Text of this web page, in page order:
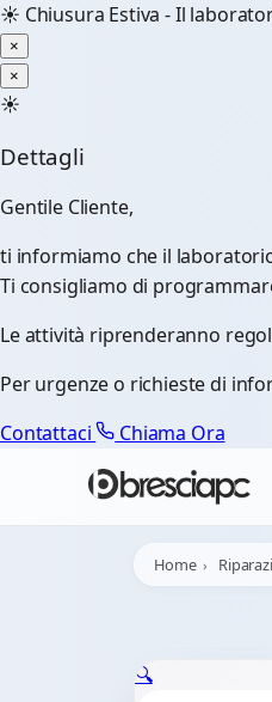
☀️ Chiusura Estiva - Il
×
×
☀️
Dettagli
Gentile Cliente,
ti informiamo che il
Ti consigliamo di
Le attività riprenderanno
Per urgenze o richieste di
Contattaci
Chiama Ora
Home
🔍